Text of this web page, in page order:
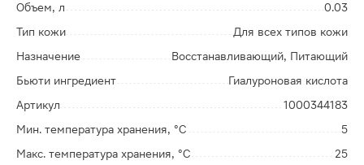
Объем, л
0.03
Тип кожи
Для всех типов кожи
Назначение
Восстанавливающий, Питающий
Бьюти ингредиент
Гиалуроновая кислота
Артикул
1000344183
Мин. температура хранения, °C
5
Макс. температура хранения, °C
25